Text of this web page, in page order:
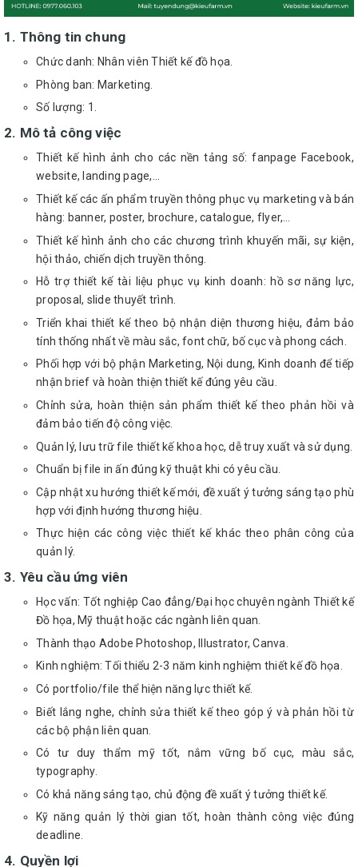
1. Thông tin chung
Chức danh: Nhân viên Thiết kế đồ họa.
Phòng ban: Marketing.
Số lượng: 1.
2. Mô tả công việc
Thiết kế hình ảnh cho các nền tảng số: fanpage Facebook,
website, landing page,...
Thiết kế các ấn phẩm truyền thông phục vụ marketing và bán
hàng: banner, poster, brochure, catalogue, flyer,…
Thiết kế hình ảnh cho các chương trình khuyến mãi, sự kiện,
hội thảo, chiến dịch truyền thông.
Hỗ trợ thiết kế tài liệu phục vụ kinh doanh: hồ sơ năng lực,
proposal, slide thuyết trình.
Triển khai thiết kế theo bộ nhận diện thương hiệu, đảm bảo
tính thống nhất về màu sắc, font chữ, bố cục và phong cách.
Phối hợp với bộ phận Marketing, Nội dung, Kinh doanh để tiếp
nhận brief và hoàn thiện thiết kế đúng yêu cầu.
Chỉnh sửa, hoàn thiện sản phẩm thiết kế theo phản hồi và
đảm bảo tiến độ công việc.
Quản lý, lưu trữ file thiết kế khoa học, dễ truy xuất và sử dụng.
Chuẩn bị file in ấn đúng kỹ thuật khi có yêu cầu.
Cập nhật xu hướng thiết kế mới, đề xuất ý tưởng sáng tạo phù
hợp với định hướng thương hiệu.
Thực hiện các công việc thiết kế khác theo phân công của
quản lý.
3. Yêu cầu ứng viên
Học vấn: Tốt nghiệp Cao đẳng/Đại học chuyên ngành Thiết kế
Đồ họa, Mỹ thuật hoặc các ngành liên quan.
Thành thạo Adobe Photoshop, Illustrator, Canva.
Kinh nghiệm: Tối thiểu 2-3 năm kinh nghiệm thiết kế đồ họa.
Có portfolio/file thể hiện năng lực thiết kế.
Biết lắng nghe, chỉnh sửa thiết kế theo góp ý và phản hồi từ
các bộ phận liên quan.
Có tư duy thẩm mỹ tốt, nắm vững bố cục, màu sắc,
typography.
Có khả năng sáng tạo, chủ động đề xuất ý tưởng thiết kế.
Kỹ năng quản lý thời gian tốt, hoàn thành công việc đúng
deadline.
4. Quyền lợi